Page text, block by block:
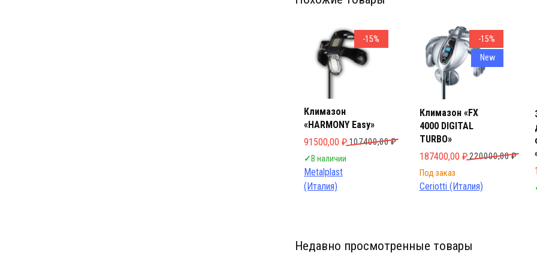
-15%
Климазон
«HARMONY Easy»
107400,00₽
Первоначальная цена составляла 107400,00 ₽.
91500,00 ₽
Текущая цена: 91500,00 ₽.
✓ В наличии
Metalplast
(Италия)
-15%
New
Климазон «FX
4000 DIGITAL
TURBO»
220000,00₽
Первоначальная цена
187400,00 ₽
Текущая цена: 187400,00 ₽.
Под заказ
Ceriotti (Италия)
Недавно просмотренные товары